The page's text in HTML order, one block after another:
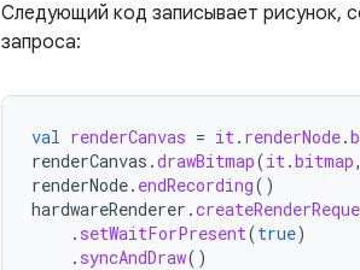
Следующий код записывает рисунок,
запроса:
val renderCanvas = it. renderNode.
renderCanvas .drawBitmap(it.bitmap,
renderNode. endRecording()
hardwareRenderer .
. setWaitForPresent(true)
. syncAndDraw()